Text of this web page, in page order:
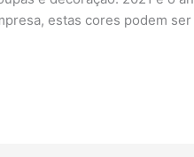
estas cores podem